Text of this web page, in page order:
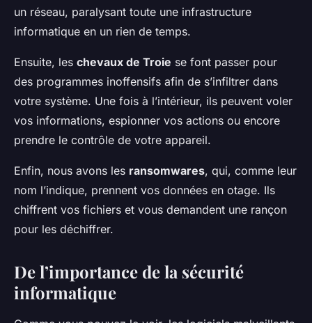
un réseau, paralysant toute une infrastructure
informatique en un rien de temps.
Ensuite, les chevaux de Troie se font passer pour
des programmes inoffensifs afin de s’infiltrer dans
votre système. Une fois à l’intérieur, ils peuvent voler
vos informations, espionner vos actions ou encore
prendre le contrôle de votre appareil.
Enfin, nous avons les ransomwares, qui, comme leur
nom l’indique, prennent vos données en otage. Ils
chiffrent vos fichiers et vous demandent une rançon
pour les déchiffrer.
De l’importance de la sécurité
informatique